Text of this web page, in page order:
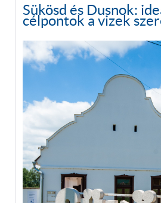
Sükösd és Dusnok:
célpontok a vizek